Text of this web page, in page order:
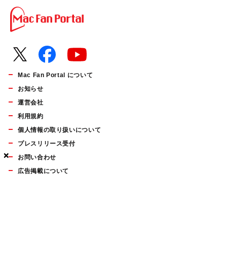
×
×
×
Mac Fan Portal について
お知らせ
運営会社
利用規約
個人情報の取り扱いについて
プレスリリース受付
お問い合わせ
広告掲載について